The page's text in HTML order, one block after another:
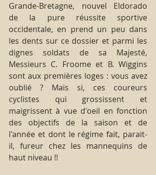
Grande-Bretagne, nouvel Eldorado
de la pure réussite sportive
occidentale, en prend un peu dans
les dents sur ce dossier et parmi les
dignes soldats de sa Majesté,
Messieurs C. Froome et B. Wiggins
sont aux premières loges : vous avez
oublié ? Mais si, ces coureurs
cyclistes qui grossissent et
maigrissent à vue d'oeil en fonction
des objectifs de la saison et de
l'année et dont le régime fait, parait-
il, fureur chez les mannequins de
haut niveau !!